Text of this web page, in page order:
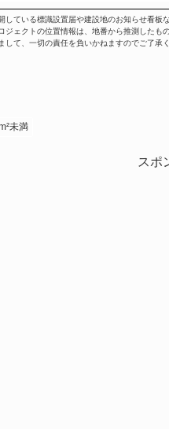
ている標識設置届や建設地のお知らせ看
ジェクトの位置情報は、地番から推測した
して、一切の責任を負いかねますのでご了承
未満
スポ